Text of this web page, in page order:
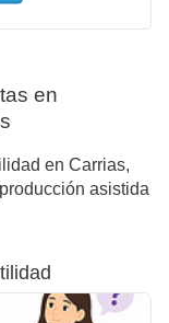
en
en Carrias,
asistida